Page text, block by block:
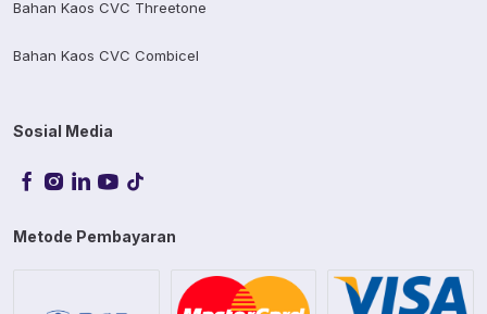
Bahan Kaos CVC Threetone
Bahan Kaos CVC Combicel
Sosial Media
Metode Pembayaran